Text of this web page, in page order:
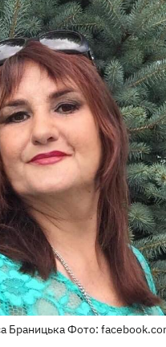
Браницька Фото: